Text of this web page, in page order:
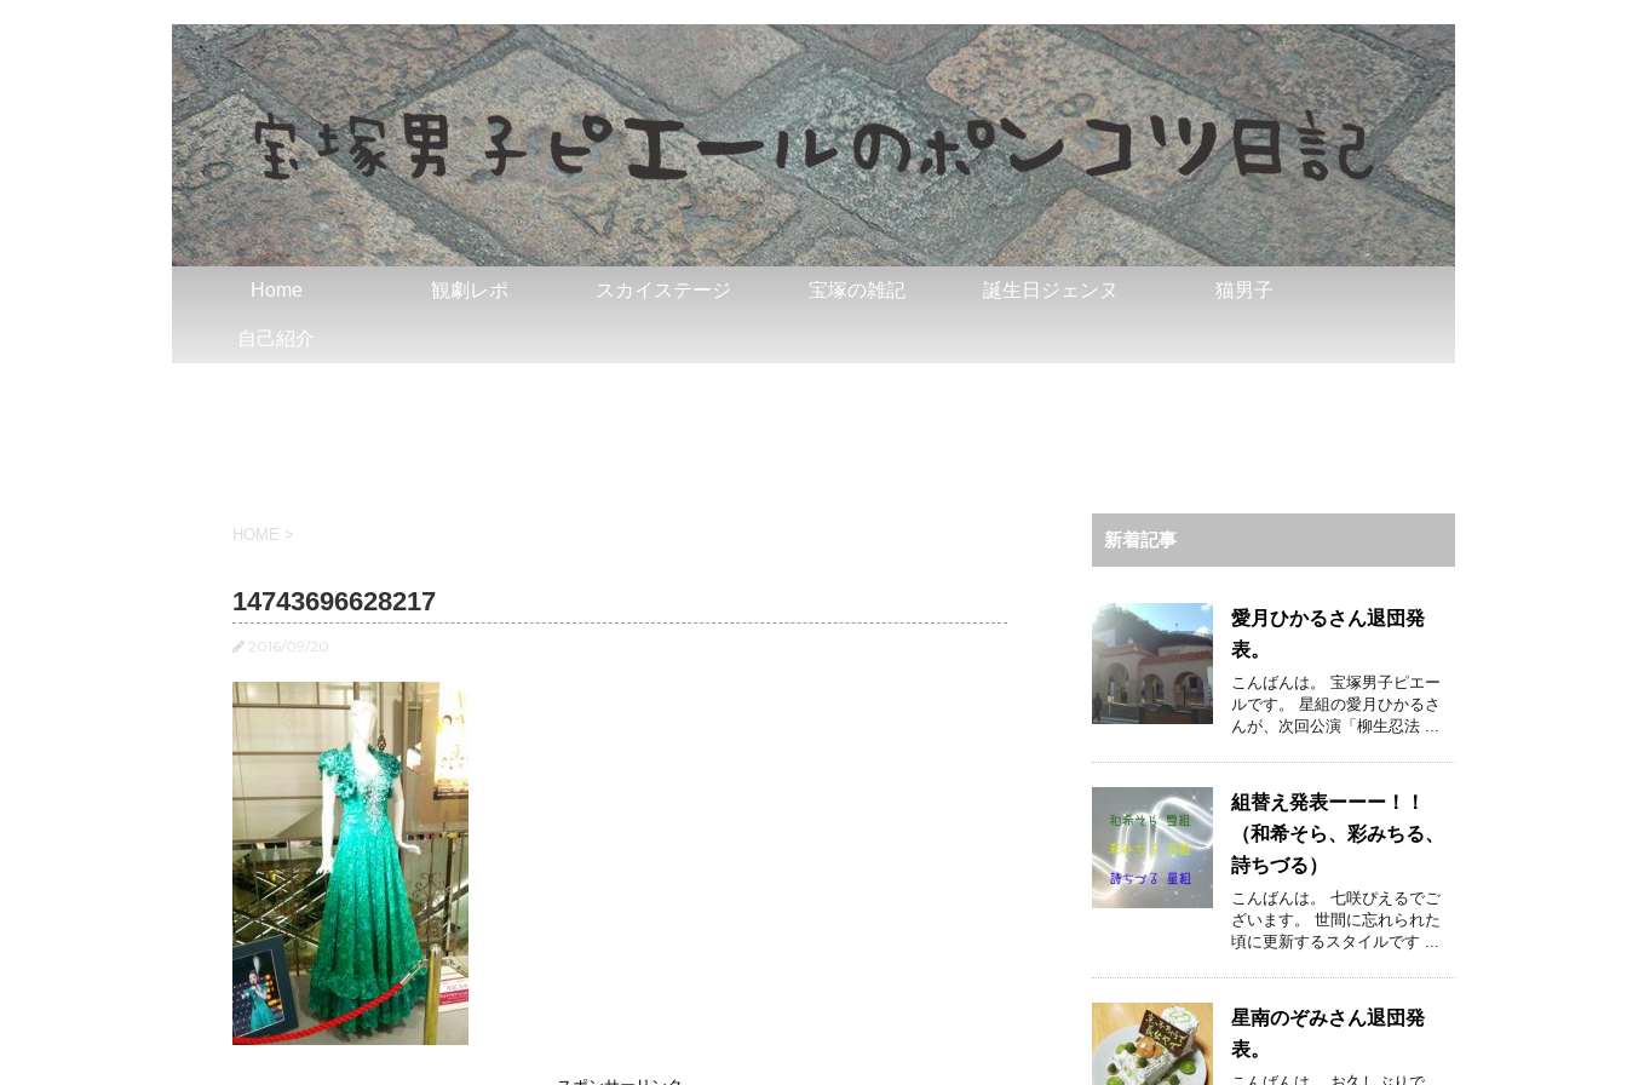
Home 観劇レポ スカイステージ 宝塚の雑記 誕生日ジェンヌ 猫男子
自己紹介
HOME >
14743696628217
2016/09/20
新着記事
愛月ひかるさん退団発
表。
こんばんは。 宝塚男子ピエー
ルです。 星組の愛月ひかるさ
んが、次回公演「柳生忍法 ...
組替え発表ーーー！！
（和希そら、彩みちる、
詩ちづる）
こんばんは。 七咲ぴえるでご
ざいます。 世間に忘れられた
頃に更新するスタイルです ...
星南のぞみさん退団発
表。